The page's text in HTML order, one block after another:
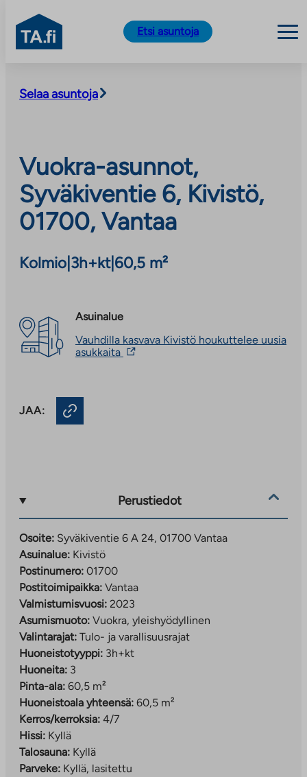
sisältöön
TA.fi
Etsi asuntoja
Selaa asuntoja
Vuokra-asunnot,
Syväkiventie 6, Kivistö,
01700, Vantaa
Kolmio 3h+kt| 60,5 m²
Asuinalue
Vauhdilla kasvava Kivistö houkuttelee uusia
asukkaita Linkki
JAA:
Perustiedot
Osoite: Syväkiventie 6 A 24, 01700 Vantaa
Asuinalue: Kivistö
Postinumero: 01700
Postitoimipaikka: Vantaa
Valmistumisvuosi: 2023
Asumismuoto: Vuokra, yleishyödyllinen
Valintarajat: Tulo- ja varallisuusrajat
Huoneistotyyppi: 3h+kt
Huoneita: 3
Pinta-ala: 60,5 m²
Huoneistoala yhteensä: 60,5 m²
Kerros/kerroksia: 4/7
Hissi: Kyllä
Talosauna: Kyllä
Parveke: Kyllä, lasitettu